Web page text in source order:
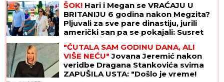
ŠOK! Hari i Megan se VRAĆAJU U
BRITANIJU 6 godina nakon Megzita?
Pljuvali za sve pare dinastiju, jurili
američki san pa se pokajali: Susret
sa Čarlsom mogao bi da najavi
preokret
"ĆUTALA SAM GODINU DANA, ALI
VIŠE NEĆU" Jovana Jeremić nakon
veridbe Dragana Stankovića svima
ZAPUŠILA USTA: "Došlo je vreme!